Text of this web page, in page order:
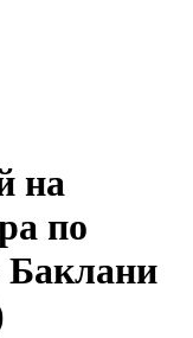
на
по
Баклани